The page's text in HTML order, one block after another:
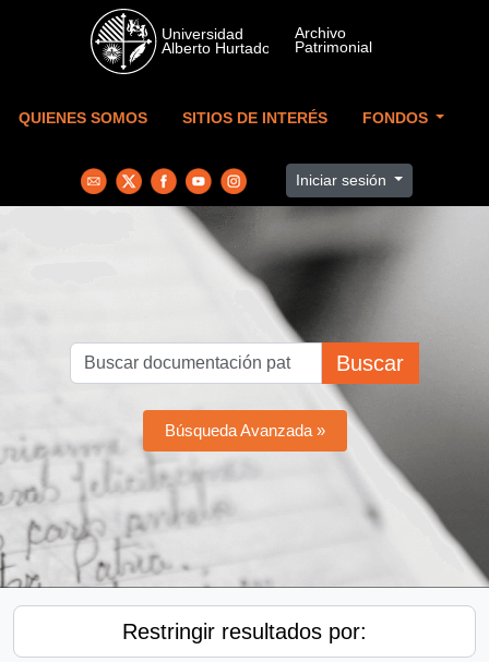
Skip to main content
QUIENES SOMOS SITIOS DE INTERÉS FONDOS
Iniciar sesión
Buscar
Búsqueda Avanzada »
Restringir resultados por: